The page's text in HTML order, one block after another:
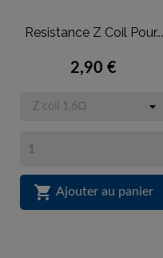
Resistance Z Coil Pour...
2,90 €
 Ajouter au panier